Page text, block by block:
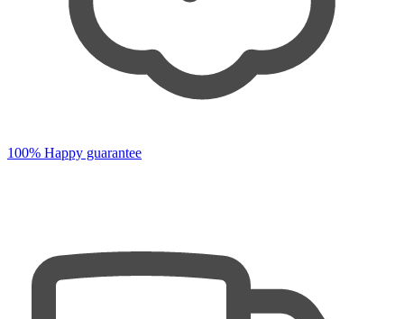
100% Happy guarantee